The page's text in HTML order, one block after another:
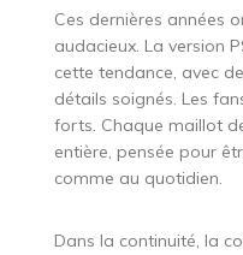
Ces dernières années
audacieux. La version
cette tendance, avec
détails soignés. Les
forts. Chaque maillot
entière, pensée pour
comme au quotidien.
Dans la continuité, la